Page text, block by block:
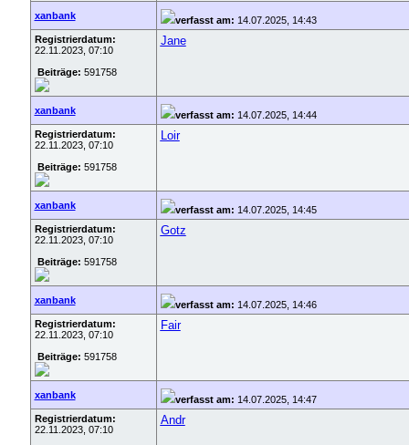
xanbank verfasst am: 14.07.2025, 14:43
Registrierdatum:
22.11.2023, 07:10
Beiträge: 591758
Jane
xanbank verfasst am: 14.07.2025, 14:44
Registrierdatum:
22.11.2023, 07:10
Beiträge: 591758
Loir
xanbank verfasst am: 14.07.2025, 14:45
Registrierdatum:
22.11.2023, 07:10
Beiträge: 591758
Gotz
xanbank verfasst am: 14.07.2025, 14:46
Registrierdatum:
22.11.2023, 07:10
Beiträge: 591758
Fair
xanbank verfasst am: 14.07.2025, 14:47
Registrierdatum:
22.11.2023, 07:10
Andr